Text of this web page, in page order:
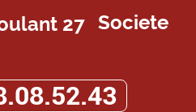
Societe